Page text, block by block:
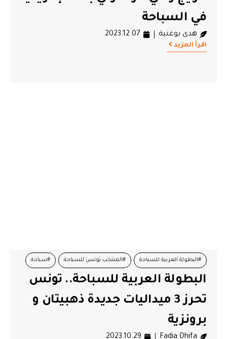
في السباحة
هدى بوغنية 2023.12.07
اقرأ المزيد
#البطولة العربية للسباحة #المنتخب تونس للسباحة #سباحة
#ميدالية ذهبية
البطولة العربية للسباحة.. تونس
تحرز 3 ميداليات جديدة ذهبيتان و
برونزية
Fadia Dhifa
2023.10.29